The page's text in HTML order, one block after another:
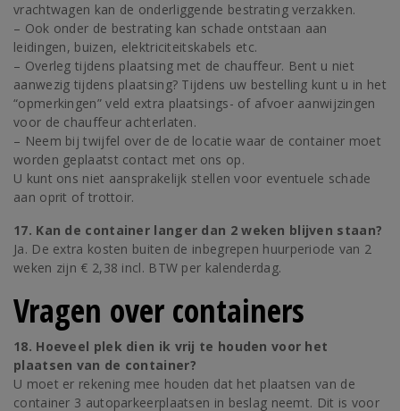
vrachtwagen kan de onderliggende bestrating verzakken.
– Ook onder de bestrating kan schade ontstaan aan
leidingen, buizen, elektriciteitskabels etc.
– Overleg tijdens plaatsing met de chauffeur. Bent u niet
aanwezig tijdens plaatsing? Tijdens uw bestelling kunt u in het
“opmerkingen” veld extra plaatsings- of afvoer aanwijzingen
voor de chauffeur achterlaten.
– Neem bij twijfel over de de locatie waar de container moet
worden geplaatst contact met ons op.
U kunt ons niet aansprakelijk stellen voor eventuele schade
aan oprit of trottoir.
17. Kan de container langer dan 2 weken blijven staan?
Ja. De extra kosten buiten de inbegrepen huurperiode van 2
weken zijn € 2,38 incl. BTW per kalenderdag.
Vragen over containers
18. Hoeveel plek dien ik vrij te houden voor het
plaatsen van de container?
U moet er rekening mee houden dat het plaatsen van de
container 3 autoparkeerplaatsen in beslag neemt. Dit is voor